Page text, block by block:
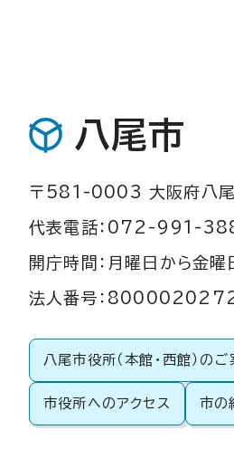
八尾市
〒581-0003 大阪府八尾
代表電話：072-991-
開庁時間：月曜日から金
法人番号：
八尾市役所（本館・西館）のご
市役所へのアクセス 市の